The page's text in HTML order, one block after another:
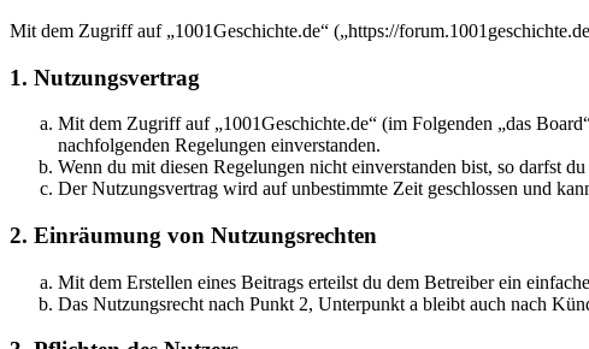
Mit dem Zugriff auf „1001Geschichte.de“ („https://
1. Nutzungsvertrag
Mit dem Zugriff auf „1001Geschichte.de“ (im Folgenden „das
nachfolgenden Regelungen einverstanden.
Wenn du mit diesen Regelungen nicht einverstanden bist, so darfst
Der Nutzungsvertrag wird auf unbestimmte Zeit geschlossen und
2. Einräumung von Nutzungsrechten
Mit dem Erstellen eines Beitrags erteilst du dem Betreiber ein
Das Nutzungsrecht nach Punkt 2, Unterpunkt a bleibt auch nach